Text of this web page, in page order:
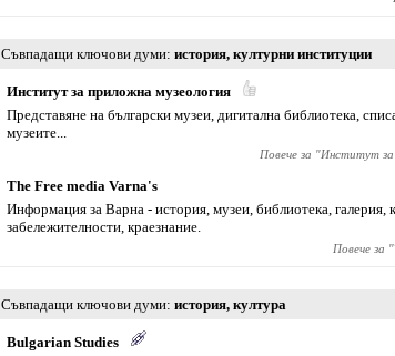
Съвпадащи ключови думи история, културни институции
Институт за приложна музеология
Представяне на български музеи, дигитална библиотека,
музеите...
Повече за "Институт за
The Free media Varna's
Информация за Варна - история, музеи, библиотека,
забележителности, краезнание.
Повече за "
Съвпадащи ключови думи история, култура
Bulgarian Studies